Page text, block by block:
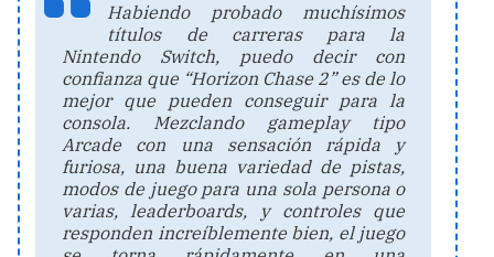
Habiendo probado muchísimos
títulos de carreras para la
Nintendo Switch, puedo decir con
confianza que “Horizon Chase 2” es de lo
mejor que pueden conseguir para la
consola. Mezclando gameplay tipo
Arcade con una sensación rápida y
furiosa, una buena variedad de pistas,
modos de juego para una sola persona o
varias, leaderboards, y controles que
responden increíblemente bien, el juego